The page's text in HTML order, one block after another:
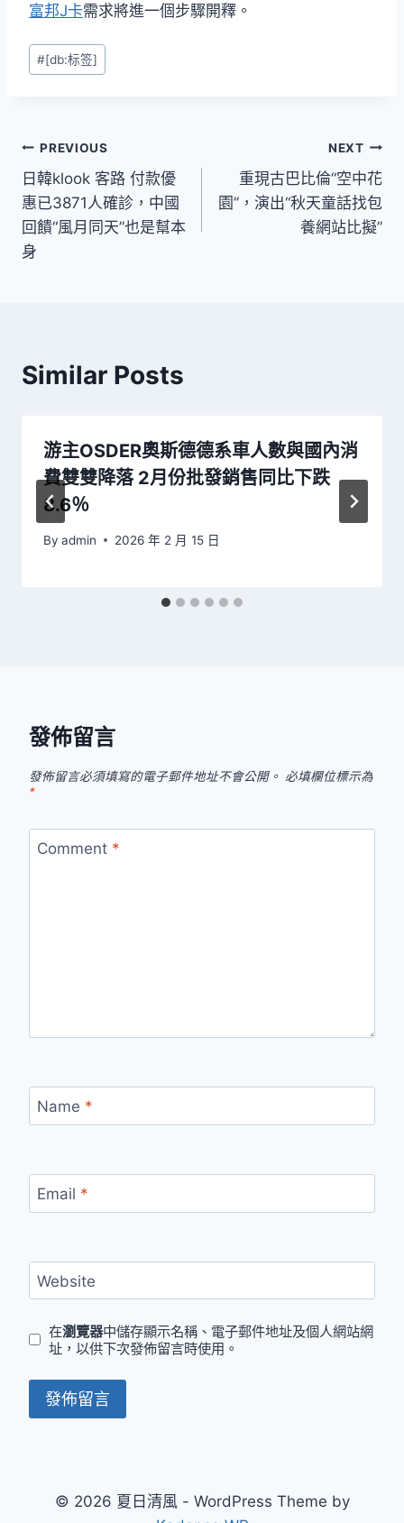
富邦J卡需求將進一個步驟開釋。
Post
Tags:
#[db:标签]
文
章
導
覽
PREVIOUS
日韓klook 客路 付款優
惠已3871人確診，中國
回饋“風月同天”也是幫本
身
NEXT
重現古巴比倫“空中花
園”，演出“秋天童話找包
養網站比擬”
Similar Posts
游主OSDER奧斯德德系車人數與國內消
費雙雙降落 2月份批發銷售同比下跌
8.6％
By admin 2026 年 2 月 15 日
發佈留言
發佈留言必須填寫的電子郵件地址不會公開。 必填欄位標示為
*
Comment *
Name *
Email *
Website
在瀏覽器中儲存顯示名稱、電子郵件地址及個人網站網
址，以供下次發佈留言時使用。
© 2026 夏日清風 - WordPress Theme by